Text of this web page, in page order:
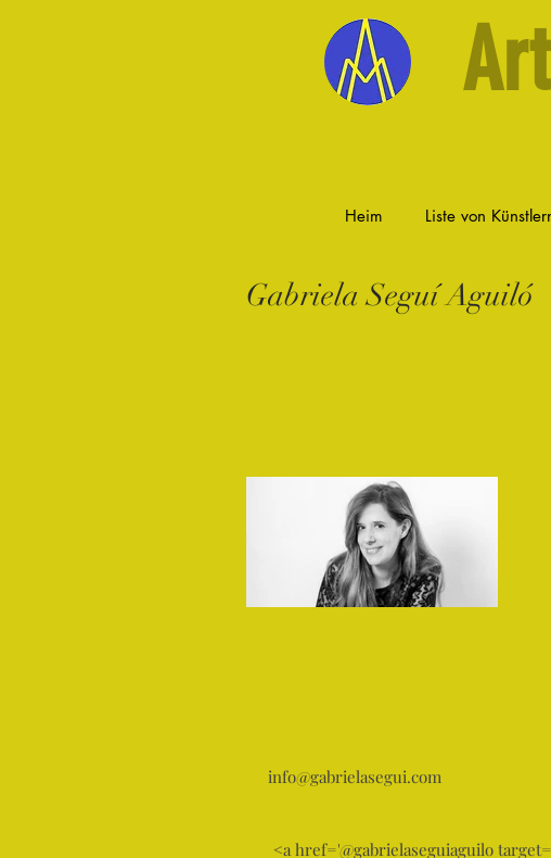
Heim Liste von
Gabriela Seguí Aguiló
info@gabrielasegui.com
<a href='@gabrielaseguiaguilo